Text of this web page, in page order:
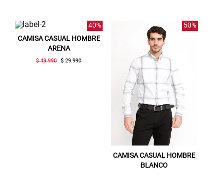
40%
CAMISA CASUAL HOMBRE
ARENA
$ 49.990 $ 29.990
50%
CAMISA CASUAL HOMBRE
BLANCO